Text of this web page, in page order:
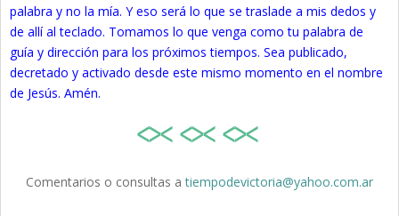
palabra y no la mía. Y eso será lo que se traslade a mis dedos y
de allí al teclado. Tomamos lo que venga como tu palabra de
guía y dirección para los próximos tiempos. Sea publicado,
decretado y activado desde este mismo momento en el nombre
de Jesús. Amén.
Comentarios o consultas atiempodevictoria@yahoo.com.ar